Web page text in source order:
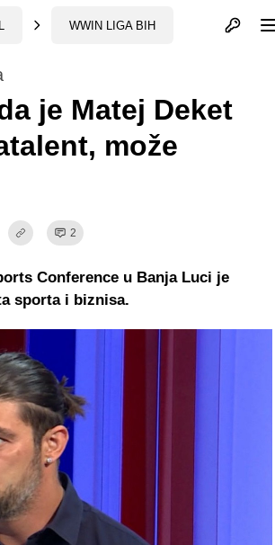
WWIN LIGA BIH Otvori
je Matej Deket
može
2
Conference u Banja Luci je
sporta i biznisa.